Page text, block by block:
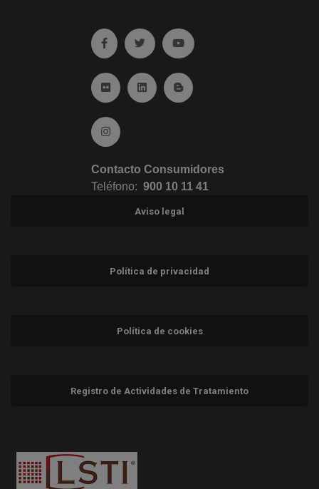
Ir a facebook (abre en ventana nueva)
Ir a twitter (abre en ventana nueva)
Ir a YouTube (abre en
Ir a Flickr (abre en ventana nueva)
Ir a Linkedin (abre en ventana nueva)
Ir al Blog (abre en ventana
Ir a Instagram (abre en ventana nueva)
Contacto Consumidores
Teléfono: 900 10 11 41
Aviso legal
Política de privacidad
Política de cookies
Registro de Actividades de Tratamiento